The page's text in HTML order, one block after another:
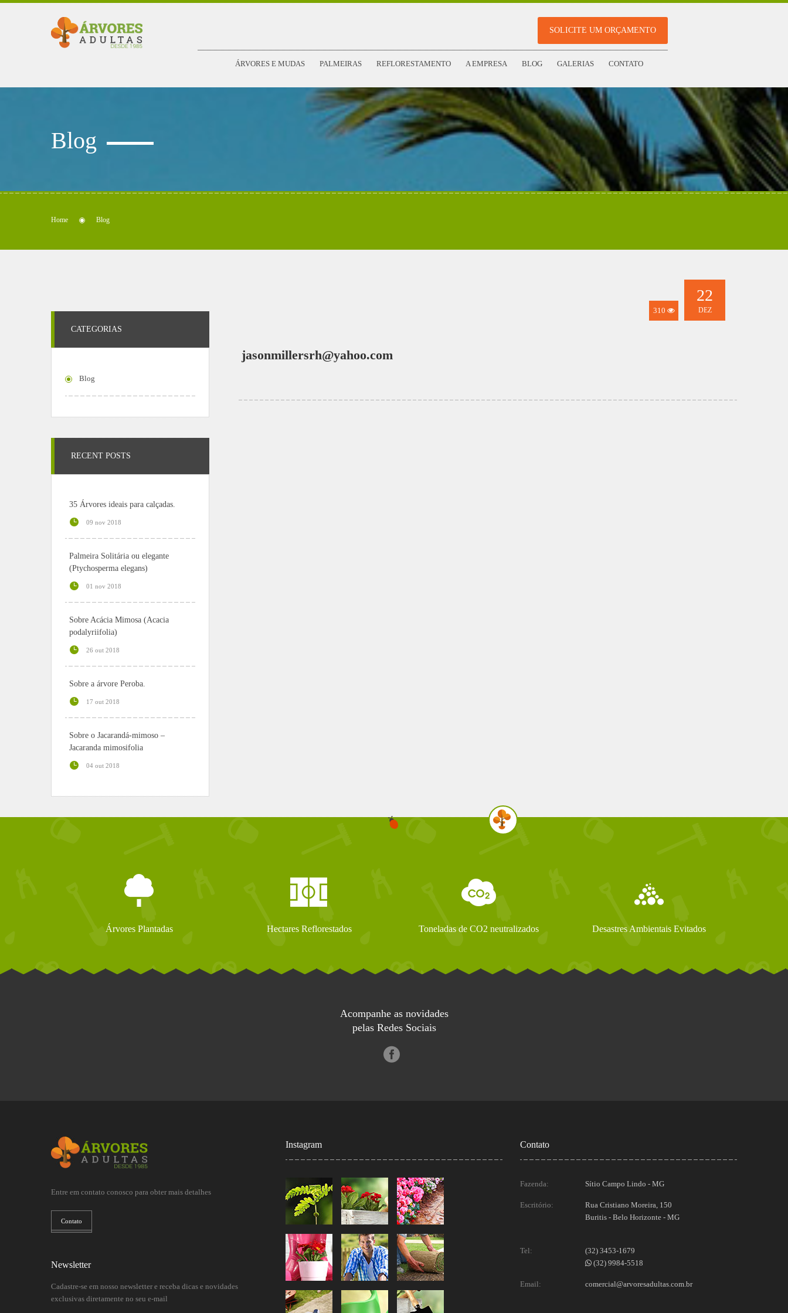
SOLICITE UM ORÇAMENTO
ÁRVORES E MUDAS PALMEIRAS REFLORESTAMENTO A EMPRESA BLOG GALERIAS CONTATO
Blog
Home Blog
310
22
DEZ
jasonmillersrh@yahoo.com
CATEGORIAS
Blog
RECENT POSTS
35 Árvores ideais para calçadas.
09 nov 2018
Palmeira Solitária ou elegante
(Ptychosperma elegans)
01 nov 2018
Sobre Acácia Mimosa (Acacia
podalyriifolia)
26 out 2018
Sobre a árvore Peroba.
17 out 2018
Sobre o Jacarandá-mimoso –
Jacaranda mimosifolia
04 out 2018
Árvores Plantadas Hectares Reflorestados Toneladas de CO2 neutralizados Desastres Ambientais Evitados
Acompanhe as novidades
pelas Redes Sociais
Entre em contato conosco para obter mais detalhes
Contato
Newsletter
Cadastre-se em nosso newsletter e receba dicas e novidades
exclusivas diretamente no seu e-mail
Instagram Contato
Fazenda: Sítio Campo Lindo - MG
Escritório:
Rua Cristiano Moreira, 150
Buritis - Belo Horizonte - MG
Tel:
(32) 3453-1679
(32) 9984-5518
Email: comercial@arvoresadultas.com.br